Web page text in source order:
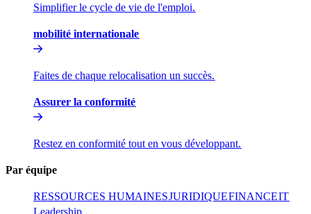
Simplifier le cycle de vie de l'emploi.​​
mobilité internationale​​
Faites de chaque relocalisation un succès.​​
Assurer la conformité​​
Restez en conformité tout en vous développant.​​
Par équipe​​
RESSOURCES HUMAINES​​JURIDIQUE​​FINANCE​​IT​​
Leadership​​